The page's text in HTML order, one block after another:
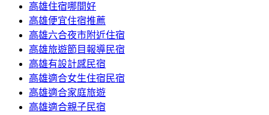
高雄住宿哪間好
高雄便宜住宿推薦
高雄六合夜市附近住宿
高雄旅遊節目報導民宿
高雄有設計感民宿
高雄適合女生住宿民宿
高雄適合家庭旅遊
高雄適合親子民宿